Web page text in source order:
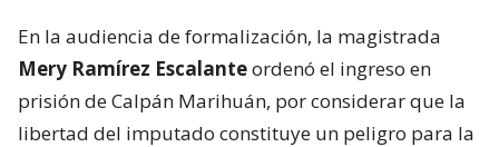
En la audiencia de formalización, la magistrada
Mery Ramírez Escalanteordenó el ingreso en
prisión de Calpán Marihuán, por considerar que la
libertad del imputado constituye un peligro para la